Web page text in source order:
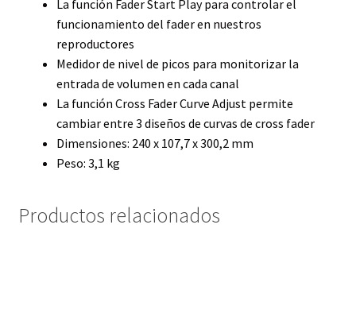
La función Fader Start Play para controlar el
funcionamiento del fader en nuestros
reproductores
Medidor de nivel de picos para monitorizar la
entrada de volumen en cada canal
La función Cross Fader Curve Adjust permite
cambiar entre 3 diseños de curvas de cross fader
Dimensiones: 240 x 107,7 x 300,2 mm
Peso: 3,1 kg
Productos relacionados